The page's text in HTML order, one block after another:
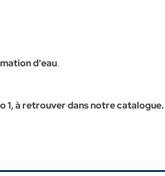
d'eau.
1, à retrouver dans notre catalogue.